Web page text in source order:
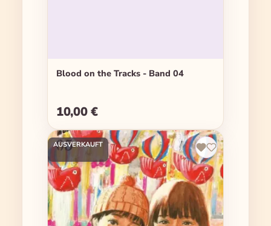
Blood on the Tracks - Band 04
Regulärer Preis:
10,00 €
AUSVERKAUFT